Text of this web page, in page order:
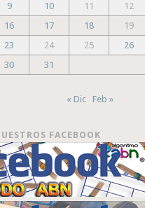
9 10 11 12
16 17 18 19
23 24 25 26
30 31
« Dic Feb »
FACEBOOK